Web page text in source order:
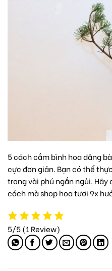
5 cách cắm bình hoa dâng
cực đơn giản. Bạn có thể
trong vài phú ngắn ngủi.
cách màshop hoa tươi 9x
5/5(1 Review)